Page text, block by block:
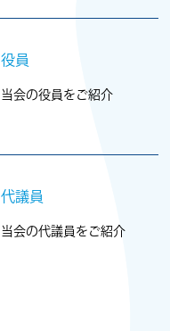
役員
当会の役員をご紹介
代議員
当会の代議員をご紹介